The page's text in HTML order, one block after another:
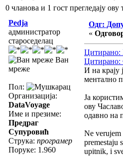
0 чланова и 1 гост прегледају ову
Pedja
администратор
староседелац
Ван
мреже
Пол:
Организација:
DataVoyage
Име и презиме:
Предраг
Супуровић
Струка: програмер
Поруке: 1.960
Одг:
«
Цитирано:
Цитирано:
И на крају
ментално
Ја
ову
одавно на
Ne verujem
premestaju
upitnik, i